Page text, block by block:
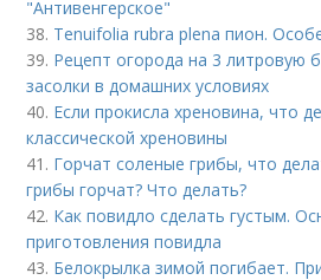
"Антивенгерское"
38. Tenuifolia rubra plena пион.
39. Рецепт огорода на 3 литровую
засолки в домашних условиях
40. Если прокисла хреновина, что
классической хреновины
41. Горчат соленые грибы, что
грибы горчат? Что делать?
42. Как повидло сделать густым.
приготовления повидла
43. Белокрылка зимой погибает.